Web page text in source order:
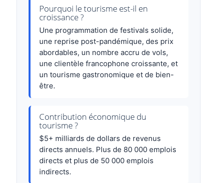
Pourquoi le tourisme est-il en
croissance ?
Une programmation de festivals solide,
une reprise post-pandémique, des prix
abordables, un nombre accru de vols,
une clientèle francophone croissante, et
un tourisme gastronomique et de bien-
être.
Contribution économique du
tourisme ?
$5+ milliards de dollars de revenus
directs annuels. Plus de 80 000 emplois
directs et plus de 50 000 emplois
indirects.